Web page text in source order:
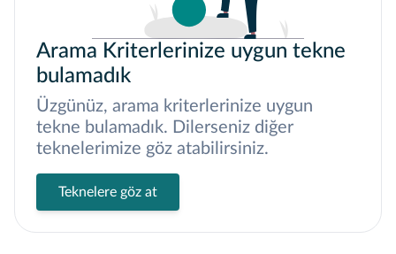
Arama Kriterlerinize uygun tekne
bulamadık
Üzgünüz, arama kriterlerinize uygun
tekne bulamadık. Dilerseniz diğer
teknelerimize göz atabilirsiniz.
Teknelere göz at